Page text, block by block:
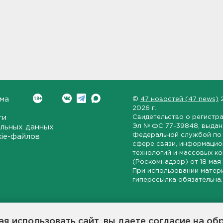
данных
файлов
© 47 новостей (47 news)
2026 г.
Свидетельство о
Эл № ФС 77-39848 ,
Федеральной службой по
сфере связи,
технологий и массовых
(Роскомнадзор) от 18 мая
При использовании
гиперссылка обязательна.
области, экономической и инвестиционной активности в